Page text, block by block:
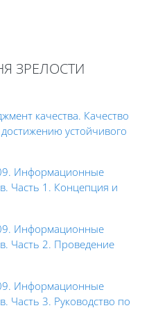
ЗРЕЛОСТИ
качества. Качество
устойчивого
Информационные
Часть 1. Концепция и
Информационные
Часть 2. Проведение
Информационные
Часть 3. Руководство по